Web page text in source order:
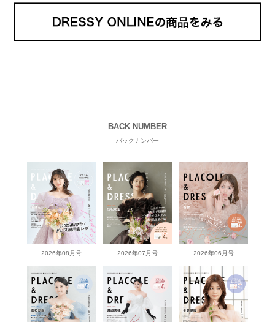
BACK NUMBER
バックナンバー
2026年08月号 2026年07月号 2026年06月号